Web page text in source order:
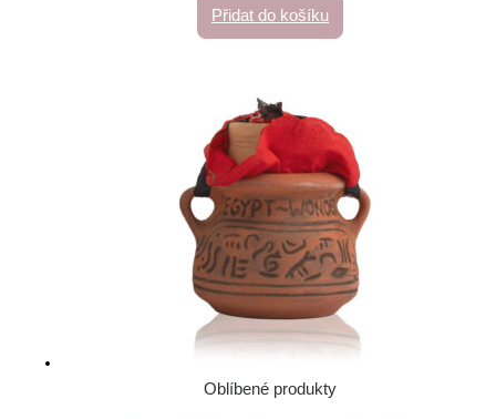
Přidat do košíku
Oblíbené produkty